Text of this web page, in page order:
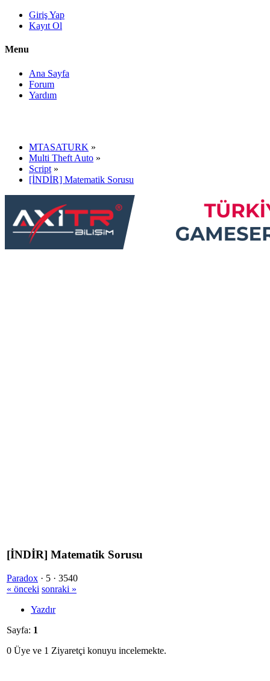
Giriş Yap
Kayıt Ol
Menu
Ana Sayfa
Forum
Yardım
MTASATURK »
Multi Theft Auto »
Script »
[İNDİR] Matematik Sorusu
[İNDİR] Matematik Sorusu
Paradox · 5 · 3540
« önceki sonraki »
Yazdır
Sayfa: 1
0 Üye ve 1 Ziyaretçi konuyu incelemekte.